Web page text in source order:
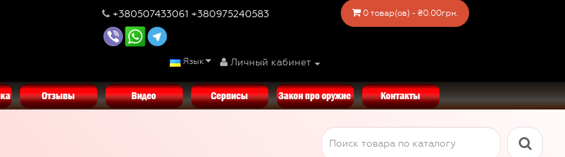
+380507433061 +380975240583 0 товар(ов) - ₴0.00грн.
Язык Личный кабинет